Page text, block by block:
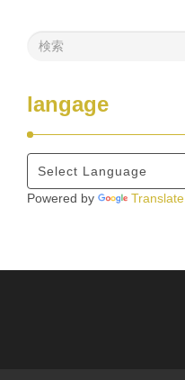
langage
Powered by Translate